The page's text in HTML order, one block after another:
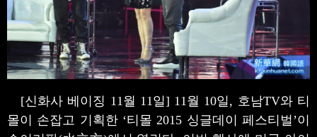
[신화사 베이징 11월 11일] 11월 10일, 호남TV와 티
몰이 손잡고 기획한 ‘티몰 2015 싱글데이 페스티벌’이